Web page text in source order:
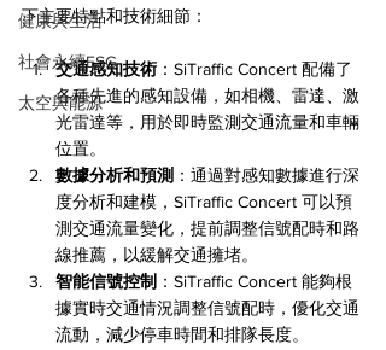
健康與生活
社會永續ESG
太空與能源
下主要特點和技術細節：
交通感知技術 ：SiTraffic Concert 配備了
各種先進的感知設備，如相機、雷達、激
光雷達等，用於即時監測交通流量和車輛
位置。
數據分析和預測 ：通過對感知數據進行深
度分析和建模，SiTraffic Concert 可以預
測交通流量變化，提前調整信號配時和路
線推薦，以緩解交通擁堵。
智能信號控制 ：SiTraffic Concert 能夠根
據實時交通情況調整信號配時，優化交通
流動，減少停車時間和排隊長度。